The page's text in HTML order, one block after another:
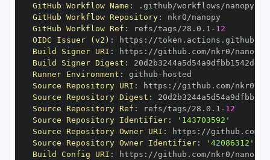
GitHub Workflow Name :
GitHub Workflow Repository:
GitHub Workflow Ref : refs/tags/28.0.1 - 12
OIDC Issuer (v2) : https :
Build Signer URI : https : //github.com/nkr0/
Build Signer Digest :
Runner Environment : github -
Source Repository URI : https :
Source Repository Digest :
Source Repository Ref : refs/tags/28.0.1 - 12
Source Repository Identifier:
'143703592'
Source Repository Owner URI : https :
Source Repository Owner Identifier:
'42086312'
Build Config URI : https : //github.com/nkr0/